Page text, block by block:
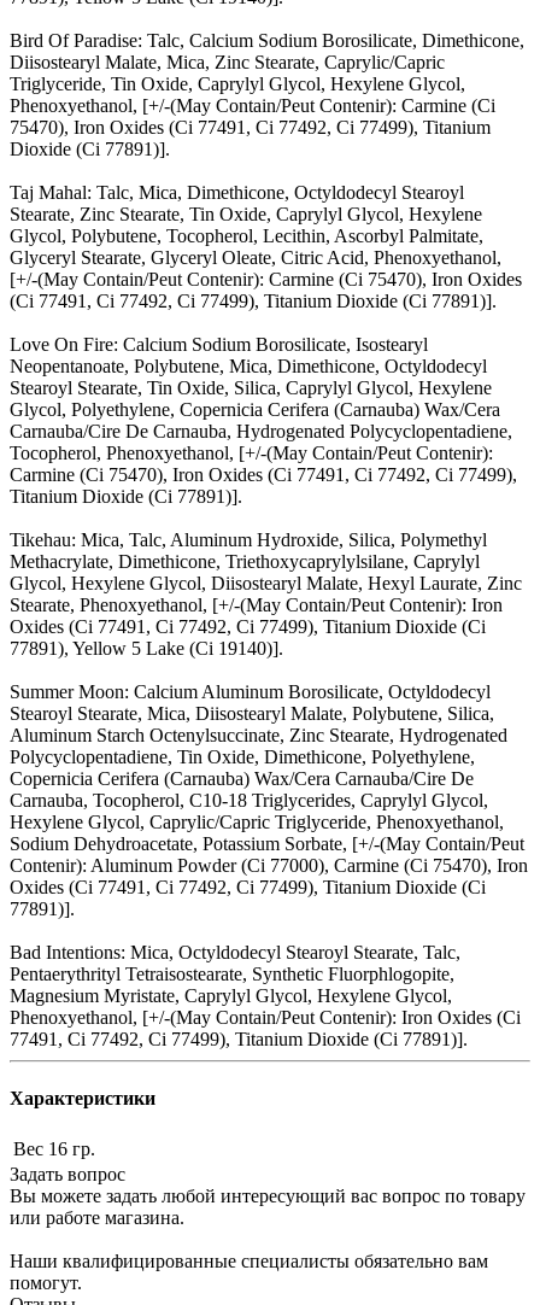
Bird Of Paradise: Talc, Calcium Sodium Borosilicate, Dimethicone,
Diisostearyl Malate, Mica, Zinc Stearate, Caprylic/Capric
Triglyceride, Tin Oxide, Caprylyl Glycol, Hexylene Glycol,
Phenoxyethanol, [+/-(May Contain/Peut Contenir): Carmine (Ci
75470), Iron Oxides (Ci 77491, Ci 77492, Ci 77499), Titanium
Dioxide (Ci 77891)].
Taj Mahal: Talc, Mica, Dimethicone, Octyldodecyl Stearoyl
Stearate, Zinc Stearate, Tin Oxide, Caprylyl Glycol, Hexylene
Glycol, Polybutene, Tocopherol, Lecithin, Ascorbyl Palmitate,
Glyceryl Stearate, Glyceryl Oleate, Citric Acid, Phenoxyethanol,
[+/-(May Contain/Peut Contenir): Carmine (Ci 75470), Iron Oxides
(Ci 77491, Ci 77492, Ci 77499), Titanium Dioxide (Ci 77891)].
Love On Fire: Calcium Sodium Borosilicate, Isostearyl
Neopentanoate, Polybutene, Mica, Dimethicone, Octyldodecyl
Stearoyl Stearate, Tin Oxide, Silica, Caprylyl Glycol, Hexylene
Glycol, Polyethylene, Copernicia Cerifera (Carnauba) Wax/Cera
Carnauba/Cire De Carnauba, Hydrogenated Polycyclopentadiene,
Tocopherol, Phenoxyethanol, [+/-(May Contain/Peut Contenir):
Carmine (Ci 75470), Iron Oxides (Ci 77491, Ci 77492, Ci 77499),
Titanium Dioxide (Ci 77891)].
Tikehau: Mica, Talc, Aluminum Hydroxide, Silica, Polymethyl
Methacrylate, Dimethicone, Triethoxycaprylylsilane, Caprylyl
Glycol, Hexylene Glycol, Diisostearyl Malate, Hexyl Laurate, Zinc
Stearate, Phenoxyethanol, [+/-(May Contain/Peut Contenir): Iron
Oxides (Ci 77491, Ci 77492, Ci 77499), Titanium Dioxide (Ci
77891), Yellow 5 Lake (Ci 19140)].
Summer Moon: Calcium Aluminum Borosilicate, Octyldodecyl
Stearoyl Stearate, Mica, Diisostearyl Malate, Polybutene, Silica,
Aluminum Starch Octenylsuccinate, Zinc Stearate, Hydrogenated
Polycyclopentadiene, Tin Oxide, Dimethicone, Polyethylene,
Copernicia Cerifera (Carnauba) Wax/Cera Carnauba/Cire De
Carnauba, Tocopherol, C10-18 Triglycerides, Caprylyl Glycol,
Hexylene Glycol, Caprylic/Capric Triglyceride, Phenoxyethanol,
Sodium Dehydroacetate, Potassium Sorbate, [+/-(May Contain/Peut
Contenir): Aluminum Powder (Ci 77000), Carmine (Ci 75470), Iron
Oxides (Ci 77491, Ci 77492, Ci 77499), Titanium Dioxide (Ci
77891)].
Bad Intentions: Mica, Octyldodecyl Stearoyl Stearate, Talc,
Pentaerythrityl Tetraisostearate, Synthetic Fluorphlogopite,
Magnesium Myristate, Caprylyl Glycol, Hexylene Glycol,
Phenoxyethanol, [+/-(May Contain/Peut Contenir): Iron Oxides (Ci
77491, Ci 77492, Ci 77499), Titanium Dioxide (Ci 77891)].
Характеристики
Вес 16 гр.
Задать вопрос
Вы можете задать любой интересующий вас вопрос по товару
или работе магазина.
Наши квалифицированные специалисты обязательно вам
помогут.